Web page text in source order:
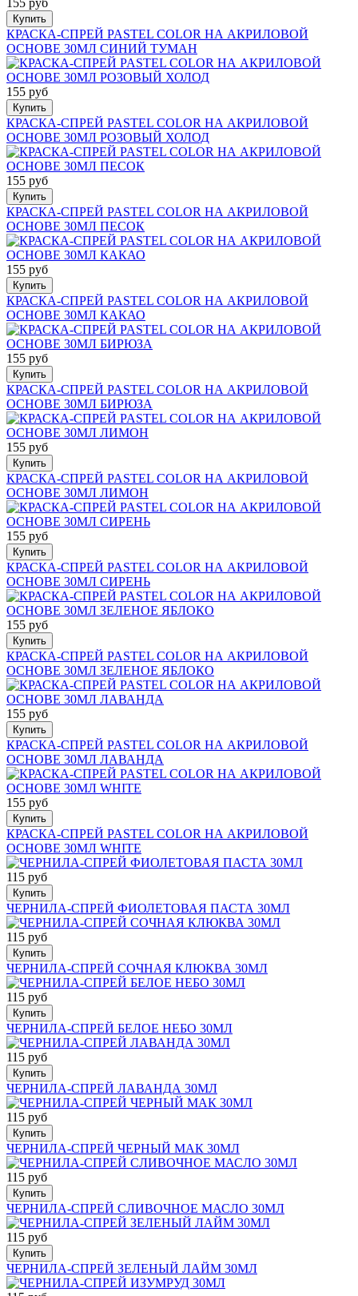
155 руб
Купить
КРАСКА-СПРЕЙ PASTEL COLOR НА АКРИЛОВОЙ
ОСНОВЕ 30МЛ СИНИЙ ТУМАН
155 руб
Купить
КРАСКА-СПРЕЙ PASTEL COLOR НА АКРИЛОВОЙ
ОСНОВЕ 30МЛ РОЗОВЫЙ ХОЛОД
155 руб
Купить
КРАСКА-СПРЕЙ PASTEL COLOR НА АКРИЛОВОЙ
ОСНОВЕ 30МЛ ПЕСОК
155 руб
Купить
КРАСКА-СПРЕЙ PASTEL COLOR НА АКРИЛОВОЙ
ОСНОВЕ 30МЛ КАКАО
155 руб
Купить
КРАСКА-СПРЕЙ PASTEL COLOR НА АКРИЛОВОЙ
ОСНОВЕ 30МЛ БИРЮЗА
155 руб
Купить
КРАСКА-СПРЕЙ PASTEL COLOR НА АКРИЛОВОЙ
ОСНОВЕ 30МЛ ЛИМОН
155 руб
Купить
КРАСКА-СПРЕЙ PASTEL COLOR НА АКРИЛОВОЙ
ОСНОВЕ 30МЛ СИРЕНЬ
155 руб
Купить
КРАСКА-СПРЕЙ PASTEL COLOR НА АКРИЛОВОЙ
ОСНОВЕ 30МЛ ЗЕЛЕНОЕ ЯБЛОКО
155 руб
Купить
КРАСКА-СПРЕЙ PASTEL COLOR НА АКРИЛОВОЙ
ОСНОВЕ 30МЛ ЛАВАНДА
155 руб
Купить
КРАСКА-СПРЕЙ PASTEL COLOR НА АКРИЛОВОЙ
ОСНОВЕ 30МЛ WHITE
115 руб
Купить
ЧЕРНИЛА-СПРЕЙ ФИОЛЕТОВАЯ ПАСТА 30МЛ
115 руб
Купить
ЧЕРНИЛА-СПРЕЙ СОЧНАЯ КЛЮКВА 30МЛ
115 руб
Купить
ЧЕРНИЛА-СПРЕЙ БЕЛОЕ НЕБО 30МЛ
115 руб
Купить
ЧЕРНИЛА-СПРЕЙ ЛАВАНДА 30МЛ
115 руб
Купить
ЧЕРНИЛА-СПРЕЙ ЧЕРНЫЙ МАК 30МЛ
115 руб
Купить
ЧЕРНИЛА-СПРЕЙ СЛИВОЧНОЕ МАСЛО 30МЛ
115 руб
Купить
ЧЕРНИЛА-СПРЕЙ ЗЕЛЕНЫЙ ЛАЙМ 30МЛ